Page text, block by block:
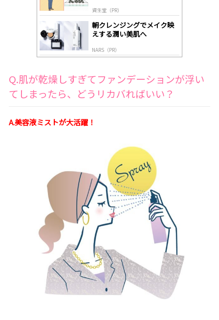
資生堂（PR）
朝クレンジングでメイク映
えする潤い美肌へ
NARS（PR）
Q.肌が乾燥しすぎてファンデーションが浮い
てしまったら、どうリカバればいい？
A.美容液ミストが大活躍！